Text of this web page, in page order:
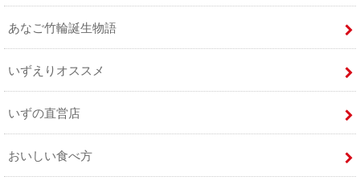
あなご竹輪誕生物語
いずえりオススメ
いずの直営店
おいしい食べ方